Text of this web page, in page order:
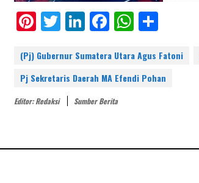
Pi
er
e
st
T
itt
er
Li
k
e
dI
F
e
b
o
W
at
s
ar
e
(Pj) Gubernur Sumatera Utara Agus Fatoni
Pj Sekretaris Daerah MA Efendi Pohan
Editor: Redaksi Sumber Berita